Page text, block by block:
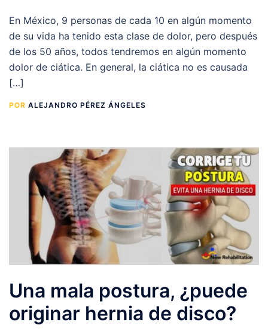
En México, 9 personas de cada 10 en algún momento
de su vida ha tenido esta clase de dolor, pero después
de los 50 años, todos tendremos en algún momento
dolor de ciática. En general, la ciática no es causada
[…]
POR ALEJANDRO PÉREZ ÁNGELES
Una mala postura, ¿puede
originar hernia de disco?